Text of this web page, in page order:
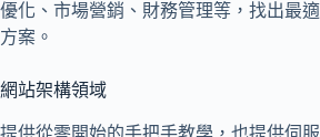
優化、市場營銷、財務管理等，找出最
方案。
網站架構領域